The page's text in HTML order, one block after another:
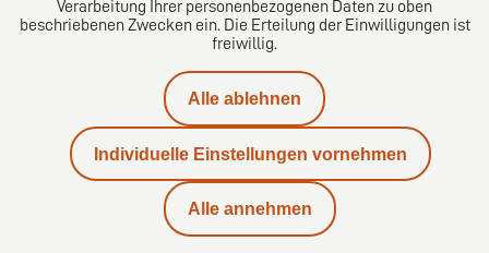
Datenschutz
Verarbeitung Ihrer personenbezogenen Daten zu oben
beschriebenen Zwecken ein. Die Erteilung der Einwilligungen ist
freiwillig.
Alle ablehnen
Individuelle Einstellungen vornehmen
Alle annehmen